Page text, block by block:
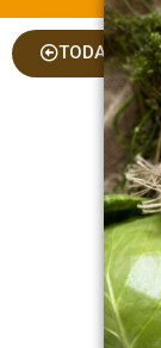
TODAS AS